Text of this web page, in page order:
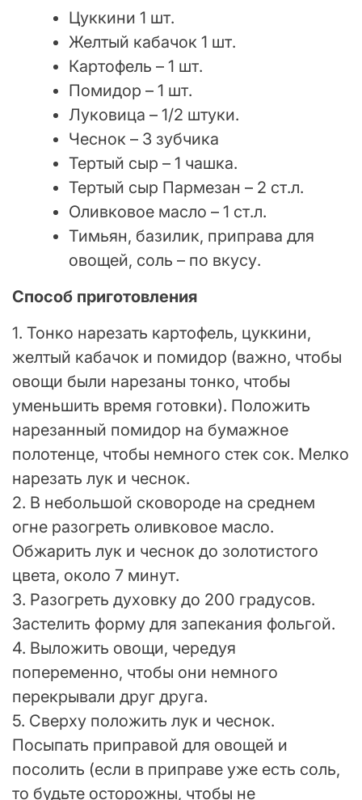
Цуккини 1 шт.
Желтый кабачок 1 шт.
Картофель – 1 шт.
Помидор – 1 шт.
Луковица – 1/2 штуки.
Чеснок – 3 зубчика
Тертый сыр – 1 чашка.
Тертый сыр Пармезан – 2 ст.л.
Оливковое масло – 1 ст.л.
Тимьян, базилик, приправа для
овощей, соль – по вкусу.
Способ приготовления
1. Тонко нарезать картофель, цуккини,
желтый кабачок и помидор (важно, чтобы
овощи были нарезаны тонко, чтобы
уменьшить время готовки). Положить
нарезанный помидор на бумажное
полотенце, чтобы немного стек сок. Мелко
нарезать лук и чеснок.
2. В небольшой сковороде на среднем
огне разогреть оливковое масло.
Обжарить лук и чеснок до золотистого
цвета, около 7 минут.
3. Разогреть духовку до 200 градусов.
Застелить форму для запекания фольгой.
4. Выложить овощи, чередуя
попеременно, чтобы они немного
перекрывали друг друга.
5. Сверху положить лук и чеснок.
Посыпать приправой для овощей и
посолить (если в приправе уже есть соль,
то будьте осторожны, чтобы не